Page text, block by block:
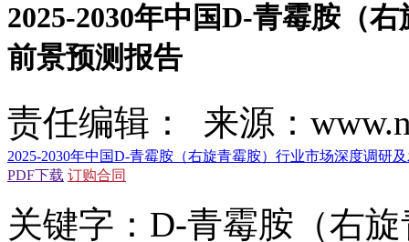
2025-2030年中国D-青霉胺（
前景预测报告
责任编辑： 来源：
2025-2030年中国D-青霉胺（右旋青霉胺）行业市场深度调研
PDF下载 订购合同
关键字：D-青霉胺（右